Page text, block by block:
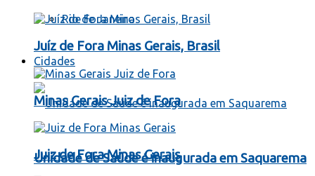
Rio de Janeiro
Cidades
Unidade de Saúde é inaugurada em Saquarema
Juíz de Fora Minas Gerais, Brasil
Minas Gerais Juiz de Fora
Juiz de Fora Minas Gerais